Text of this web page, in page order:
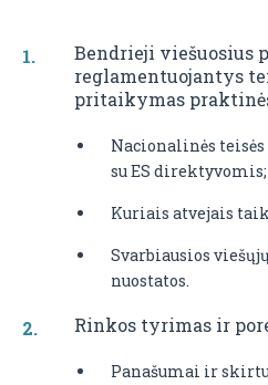
Bendrieji viešuosius
reglamentuojantys
pritaikymas
Nacionalinės
su ES direktyvomis;
Kuriais atvejais
Svarbiausios
nuostatos.
Rinkos tyrimas ir
Panašumai ir